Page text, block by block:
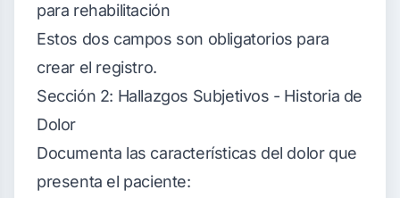
para rehabilitación
Estos dos campos son obligatorios para
crear el registro.
Sección 2: Hallazgos Subjetivos - Historia de
Dolor
Documenta las características del dolor que
presenta el paciente: